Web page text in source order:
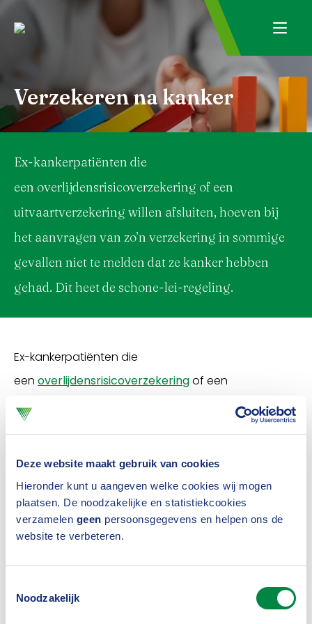
Deze website maakt gebruik van cookies
Hieronder kunt u aangeven welke cookies wij mogen
plaatsen. De noodzakelijke en statistiekcookies
verzamelen geen persoonsgegevens en helpen ons de
website te verbeteren.
Noodzakelijk
Verzekeren na kanker
Ex-kankerpatiënten die
een overlijdensrisicoverzekering of een
uitvaartverzekering willen afsluiten, hoeven bij
het aanvragen van zo’n verzekering in sommige
gevallen niet te melden dat ze kanker hebben
gehad. Dit heet de schone-lei-regeling.
Ex-kankerpatiënten die
een overlijdensrisicoverzekeringof een
uitvaartverzekering
willen afsluiten, hoeven bij het
aanvragen van zo’n verzekering in sommige
Het Verbond ontwikkelde een checklist die jou
helpt bepalen of jij je kankerverleden moet melden